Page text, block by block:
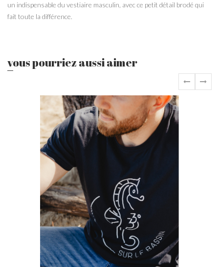
un indispensable du vestiaire masculin, avec ce petit détail brodé qui
fait toute la différence.
vous pourriez aussi aimer